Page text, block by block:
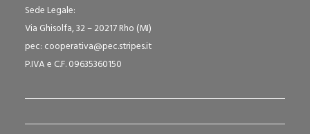
Sede Legale:
Via Ghisolfa, 32 – 20217 Rho (MI)
pec: cooperativa@pec.stripes.it
P.IVA e C.F. 09635360150